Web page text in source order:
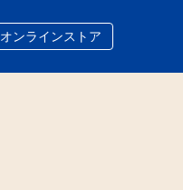
オンラインストア